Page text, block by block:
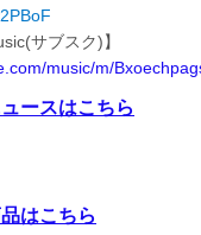
サブスク)】
music/m/
ースはこちら
はこちら